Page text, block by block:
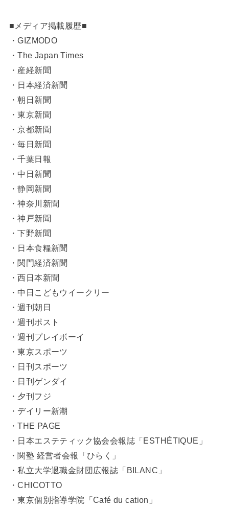
■メディア掲載履歴■
・GIZMODO
・The Japan Times
・産経新聞
・日本経済新聞
・朝日新聞
・東京新聞
・京都新聞
・毎日新聞
・千葉日報
・中日新聞
・静岡新聞
・神奈川新聞
・神戸新聞
・下野新聞
・日本食糧新聞
・関門経済新聞
・西日本新聞
・中日こどもウイークリー
・週刊朝日
・週刊ポスト
・週刊プレイボーイ
・東京スポーツ
・日刊スポーツ
・日刊ゲンダイ
・夕刊フジ
・デイリー新潮
・THE PAGE
・日本エステティック協会会報誌「ESTHÉTIQUE」
・関塾 経営者会報「ひらく」
・私立大学退職金財団広報誌「BILANC」
・CHICOTTO
・東京個別指導学院「Café du cation」